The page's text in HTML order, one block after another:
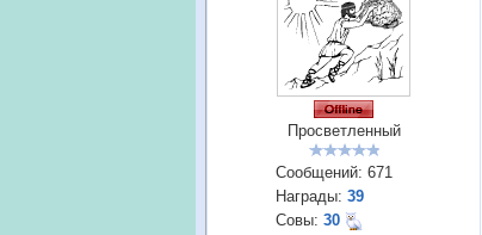
Просветленный
Сообщений: 671
Награды: 39
Совы: 30